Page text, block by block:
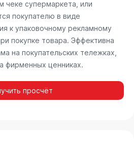
чеке супермаркета, или
покупателю в виде
к упаковочному рекламному
покупке товара. Эффективна
на покупательских тележках,
фирменных ценниках.
просчёт